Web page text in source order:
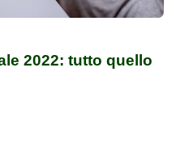
2022: tutto quello